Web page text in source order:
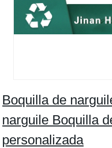
Boquilla de
narguile Boquilla
personalizada